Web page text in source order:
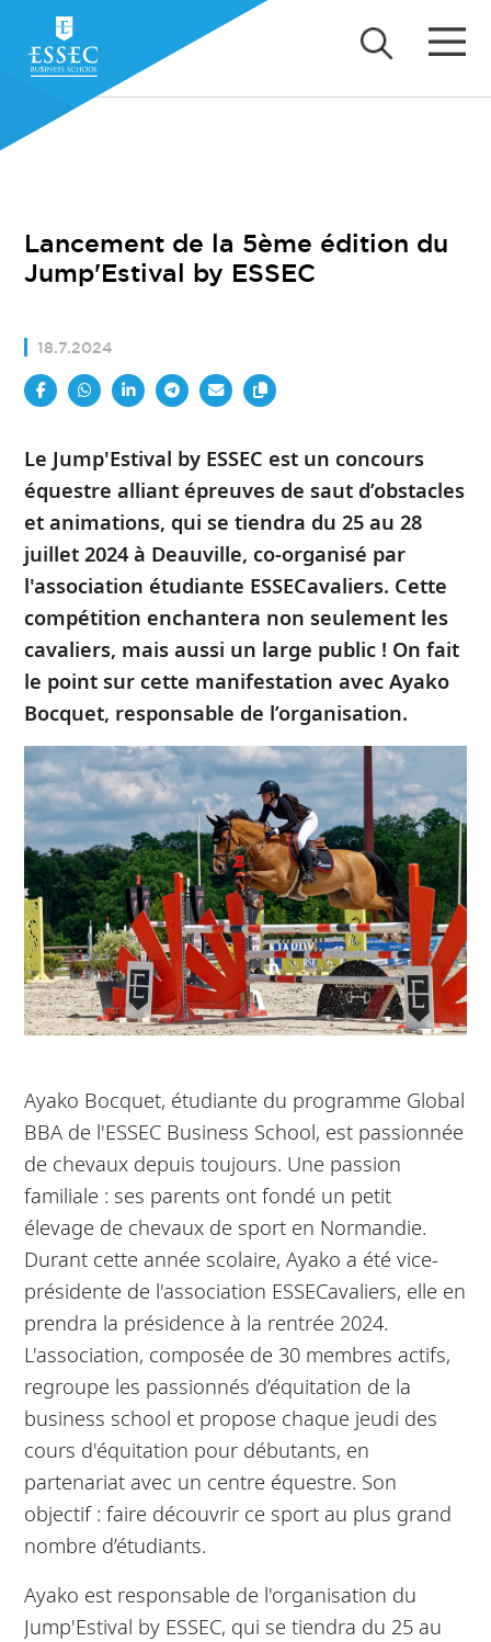
Lancement de la 5ème édition du
Jump'Estival by ESSEC
18.7.2024
Le Jump'Estival by ESSEC est un concours
équestre alliant épreuves de saut d’obstacles
et animations, qui se tiendra du 25 au 28
juillet 2024 à Deauville, co-organisé par
l'association étudiante ESSECavaliers. Cette
compétition enchantera non seulement les
cavaliers, mais aussi un large public ! On fait
le point sur cette manifestation avec Ayako
Bocquet, responsable de l’organisation.
Ayako Bocquet, étudiante du programme Global
BBA de l'ESSEC Business School, est passionnée
de chevaux depuis toujours. Une passion
familiale : ses parents ont fondé un petit
élevage de chevaux de sport en Normandie.
Durant cette année scolaire, Ayako a été vice-
présidente de l'association ESSECavaliers, elle en
prendra la présidence à la rentrée 2024.
L'association, composée de 30 membres actifs,
regroupe les passionnés d’équitation de la
business school et propose chaque jeudi des
cours d'équitation pour débutants, en
partenariat avec un centre équestre. Son
objectif : faire découvrir ce sport au plus grand
nombre d’étudiants.
Ayako est responsable de l'organisation du
Jump'Estival by ESSEC, qui se tiendra du 25 au